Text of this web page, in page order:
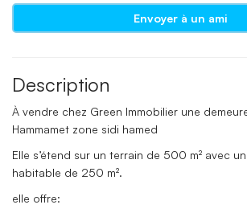
Envoyer à un ami
Description
À vendre chez Green Immobilier une
Hammamet zone sidi hamed
Elle s’étend sur un terrain de 500 m² avec
habitable de 250 m².
elle offre: